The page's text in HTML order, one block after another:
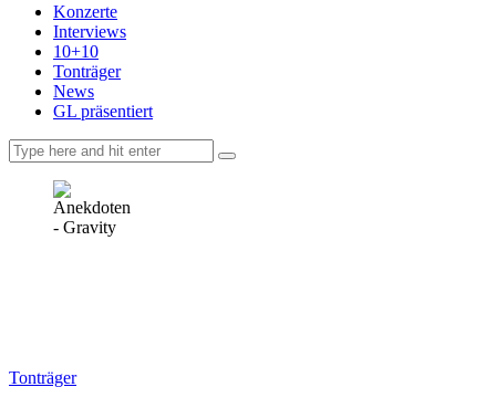
Konzerte
Interviews
10+10
Tonträger
News
GL präsentiert
Tonträger